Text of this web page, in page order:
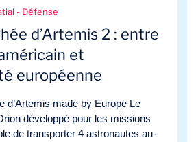
- Défense
d’Artemis 2 : entre
et
européenne
d’Artemis made by Europe Le
développé pour les missions
de transporter 4 astronautes au-